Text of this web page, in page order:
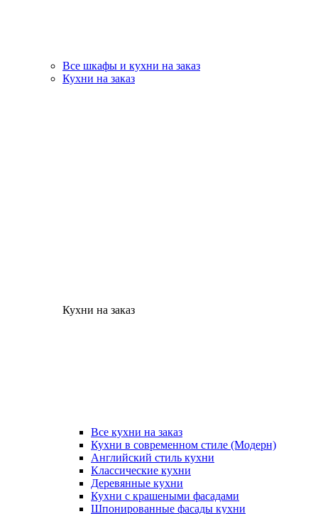
Все шкафы и кухни на заказ
Кухни на заказ
Кухни на заказ
Все кухни на заказ
Кухни в современном стиле (Модерн)
Английский стиль кухни
Классические кухни
Деревянные кухни
Кухни с крашеными фасадами
Шпонированные фасады кухни